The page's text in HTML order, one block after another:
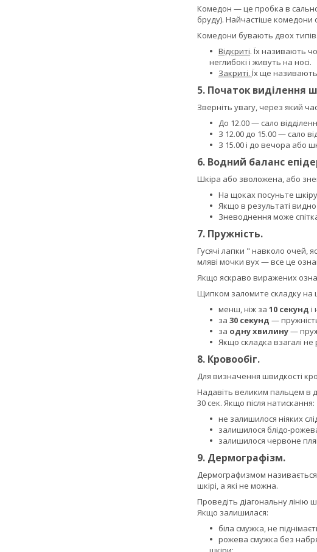
Комедон — це пробка в
бруду). Найчастіше комедони
Комедони бувають двох типів.
Відкриті. Їх називають
неглибокі і живуть на носі.
Закриті. Їх ще
5. Початок виділення
Зверніть увагу, через який
До 12.00 — сало
З 12.00 до 15.00 — сало
З 15.00 і до вечора або
6. Водний баланс
Шкіра або зволожена, або
На щоках посуньте
Якщо в результаті
Зневоднення може
7. Пружність.
Гусячі лапки " навколо очей,
мляві мочки вух — все це
Якщо яскраво виражених
Щипком заломите складку на
менш, ніж за 10 секунд
за 30 секунд —
за одну хвилину—
Якщо складка взагалі
8. Кровообіг.
Для визначення швидкості
Надавіть великим пальцем в
30 сек. Якщо після натискання:
не залишилося ніяких
залишилося блідо-
залишилося червоне
9. Дермографізм.
Дермографизмом
шкірі, а які не можна.
Проведіть діагональну лінію
Якщо залишилася:
біла смужка, не
рожева смужка без